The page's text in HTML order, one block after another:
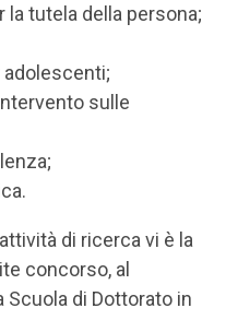
tutela della persona;
sulle
di ricerca vi è la
concorso, al
di Dottorato in